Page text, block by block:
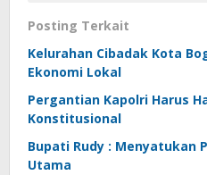
Posting Terkait
Kelurahan Cibadak Kota
Ekonomi Lokal
Pergantian Kapolri Harus
Konstitusional
Bupati Rudy : Menyatukan
Utama